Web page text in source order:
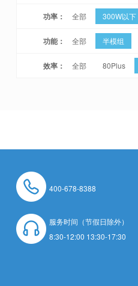
功率： 全部 300W以下
功能： 全部 半模组
效率： 全部 80Plus
400-678-8388
服务时间（节假日除外）
8:30-12:00 13:30-17:30